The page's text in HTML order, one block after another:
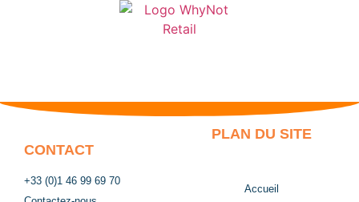
CONTACT
+33 (0)1 46 99 69 70
PLAN DU SITE
Accueil